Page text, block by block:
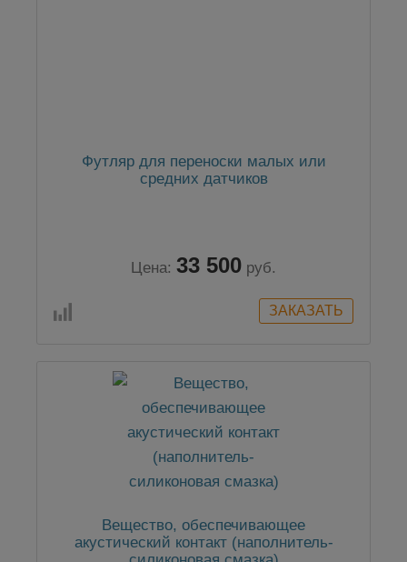
Футляр для переноски малых или
средних датчиков
Цена: 33 500 руб.
Вещество, обеспечивающее
акустический контакт (наполнитель-